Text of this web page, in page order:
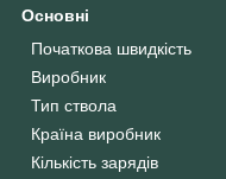
Основні
Початкова швидкість
Виробник
Тип ствола
Країна виробник
Кількість зарядів